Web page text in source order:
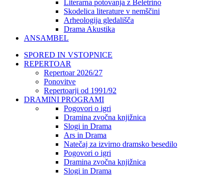
Literarna potovanja z Beletrino
Skodelica literature v nemščini
Arheologija gledališča
Drama Akustika
ANSAMBEL
SPORED IN VSTOPNICE
REPERTOAR
Repertoar 2026/27
Ponovitve
Repertoarji od 1991/92
DRAMINI PROGRAMI
Pogovori o igri
Dramina zvočna knjižnica
Slogi in Drama
Ars in Drama
Natečaj za izvirno dramsko besedilo
Pogovori o igri
Dramina zvočna knjižnica
Slogi in Drama